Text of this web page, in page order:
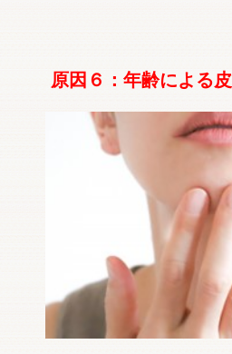
原因６：年齢による